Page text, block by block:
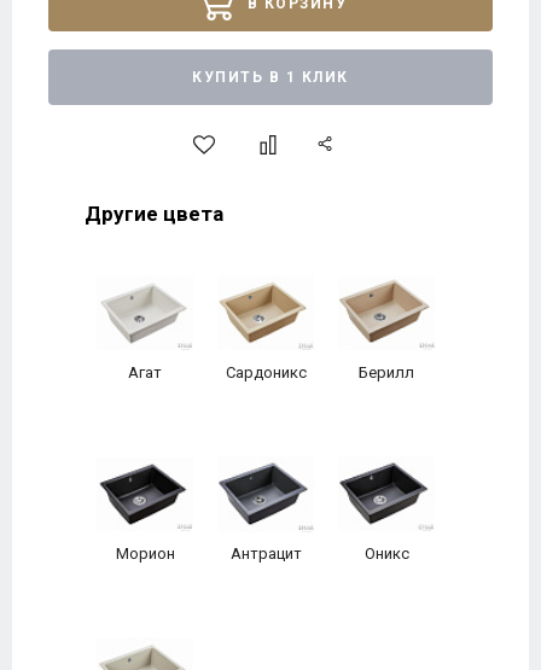
В КОРЗИНУ
КУПИТЬ В 1 КЛИК
Другие цвета
Агат Сардоникс Берилл
Морион Антрацит Оникс